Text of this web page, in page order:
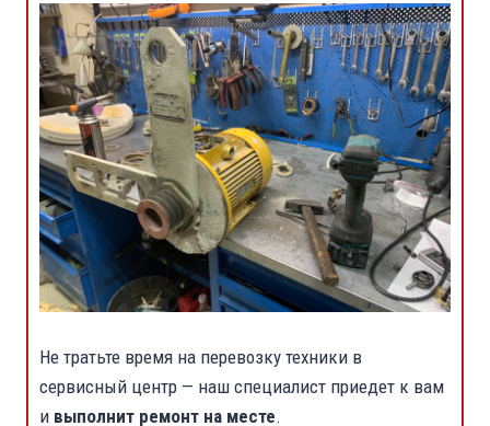
Не тратьте время на перевозку техники в
сервисный центр — наш специалист приедет к вам
и выполнит ремонт на месте.